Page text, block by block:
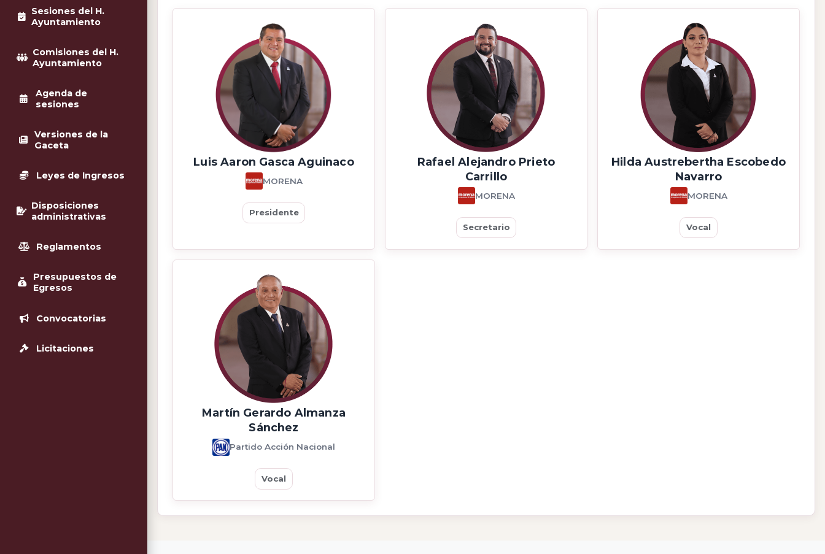
Sesiones del H.
Ayuntamiento
Comisiones del H.
Ayuntamiento
Agenda de
sesiones
Versiones de la
Gaceta
Leyes de Ingresos
Disposiciones
administrativas
Reglamentos
Presupuestos de
Egresos
Convocatorias
Licitaciones
Luis Aaron Gasca Aguinaco
MORENA
Presidente
Rafael Alejandro Prieto
Carrillo
MORENA
Secretario
Hilda Austrebertha Escobedo
Navarro
MORENA
Vocal
Martín Gerardo Almanza
Sánchez
Partido Acción Nacional
Vocal